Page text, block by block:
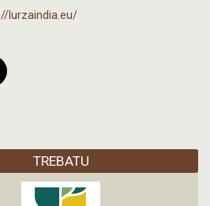
lurzaindia.eu/
TREBATU